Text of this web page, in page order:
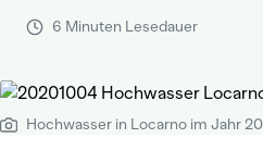
6 Minuten Lesedauer
Hochwasser in Locarno im Jahr